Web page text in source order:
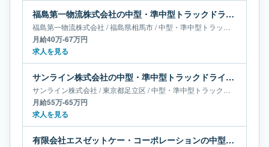
福島第一物流株式会社の中型・準中型トラックドライバー求人｜福島県相馬市｜月給40万-67万円
福島第一物流株式会社 /福島県相馬市/中型・準中型トラックドライバー
月給40万-67万円
求人を見る
サンライン株式会社の中型・準中型トラックドライバー求人｜東京都足立区｜月給55万-65万円
サンライン株式会社 /東京都足立区 /中型・準中型トラックドライバー
月給55万-65万円
求人を見る
有限会社エスゼットケー・コーポレーションの中型・準中型トラックドライバー求人｜東京都東久留米市｜月給38万-63万円